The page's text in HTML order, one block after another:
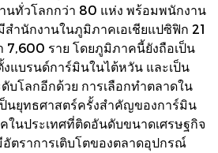
นทั่วโลกกว่า 80 แห่ง พร้อมพนักงาน
ำนักงานในภูมิภาคเอเชียแปซิฟิก 21
7,600 ราย โดยภูมิภาคนี้ยังถือเป็น
แบรนด์การ์มินในไต้หวัน และเป็น
บโลกอีกด้วย การเลือกทำตลาดใน
ป็นยุทธศาสตร์ครั้งสำคัญของการ์มิน
ในประเทศที่ติดอันดับขนาดเศรษฐกิจ
ตราการเติบโตของตลาดอุปกรณ์